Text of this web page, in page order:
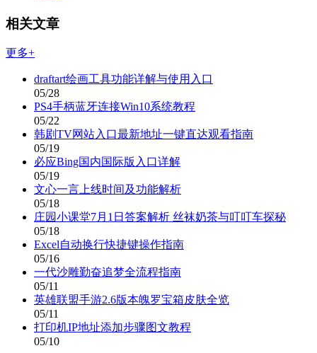
相关文章
更多+
draftart绘画工具功能详解与使用入口
05/28
PS4手柄蓝牙连接Win10系统教程
05/22
韩剧TV网站入口最新地址一键直达观看指南
05/19
必应Bing国内国际版入口详解
05/19
文心一言上线时间及功能解析
05/18
庄园小课堂7月1日答案解析 丝袜奶茶与叮叮车探秘
05/18
Excel自动换行快捷键操作指南
05/16
一代沙雕勤奋追梦全流程指南
05/11
英雄联盟手游2.6版本魄罗宝箱皮肤全览
05/11
打印机IP地址添加步骤图文教程
05/10